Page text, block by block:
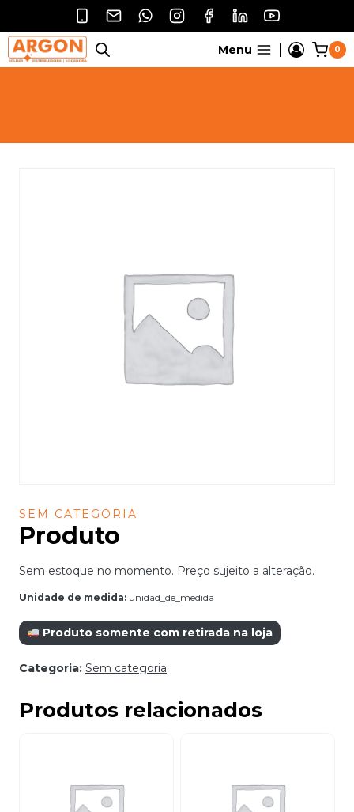
o
Conteúdo
Menu 0
SEM CATEGORIA
Produto
Sem estoque no momento. Preço sujeito a alteração.
Unidade de medida: unidad_de_medida
Produto somente com retirada na loja
Categoria: Sem categoria
Produtos relacionados